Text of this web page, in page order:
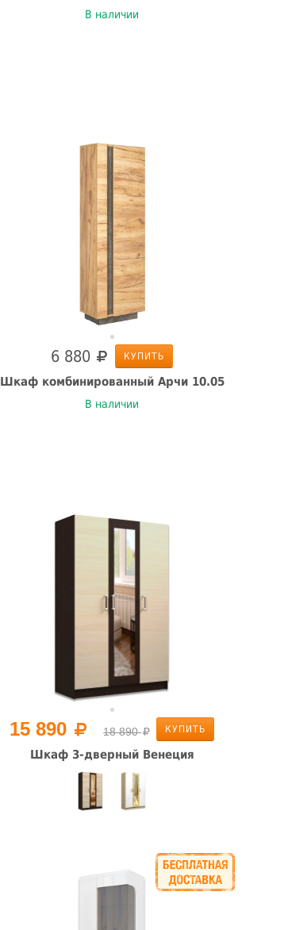
В наличии
6 880 КУПИТЬ
Шкаф комбинированный Арчи 10.05
В наличии
15 890 18 890 КУПИТЬ
Шкаф 3-дверный Венеция